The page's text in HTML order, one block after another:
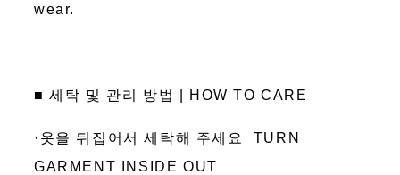
wear.
■ 세탁 및 관리 방법 | HOW TO CARE
·옷을 뒤집어서 세탁해 주세요 TURN
GARMENT INSIDE OUT